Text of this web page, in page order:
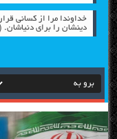
خداوندا مرا از کسانی
دینشان را برای